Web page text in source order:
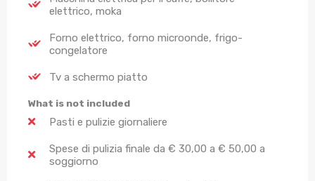
elettrico, moka
Forno elettrico, forno microonde, frigo-
congelatore
Tv a schermo piatto
What is not included
Pasti e pulizie giornaliere
Spese di pulizia finale da € 30,00 a € 50,00 a
soggiorno